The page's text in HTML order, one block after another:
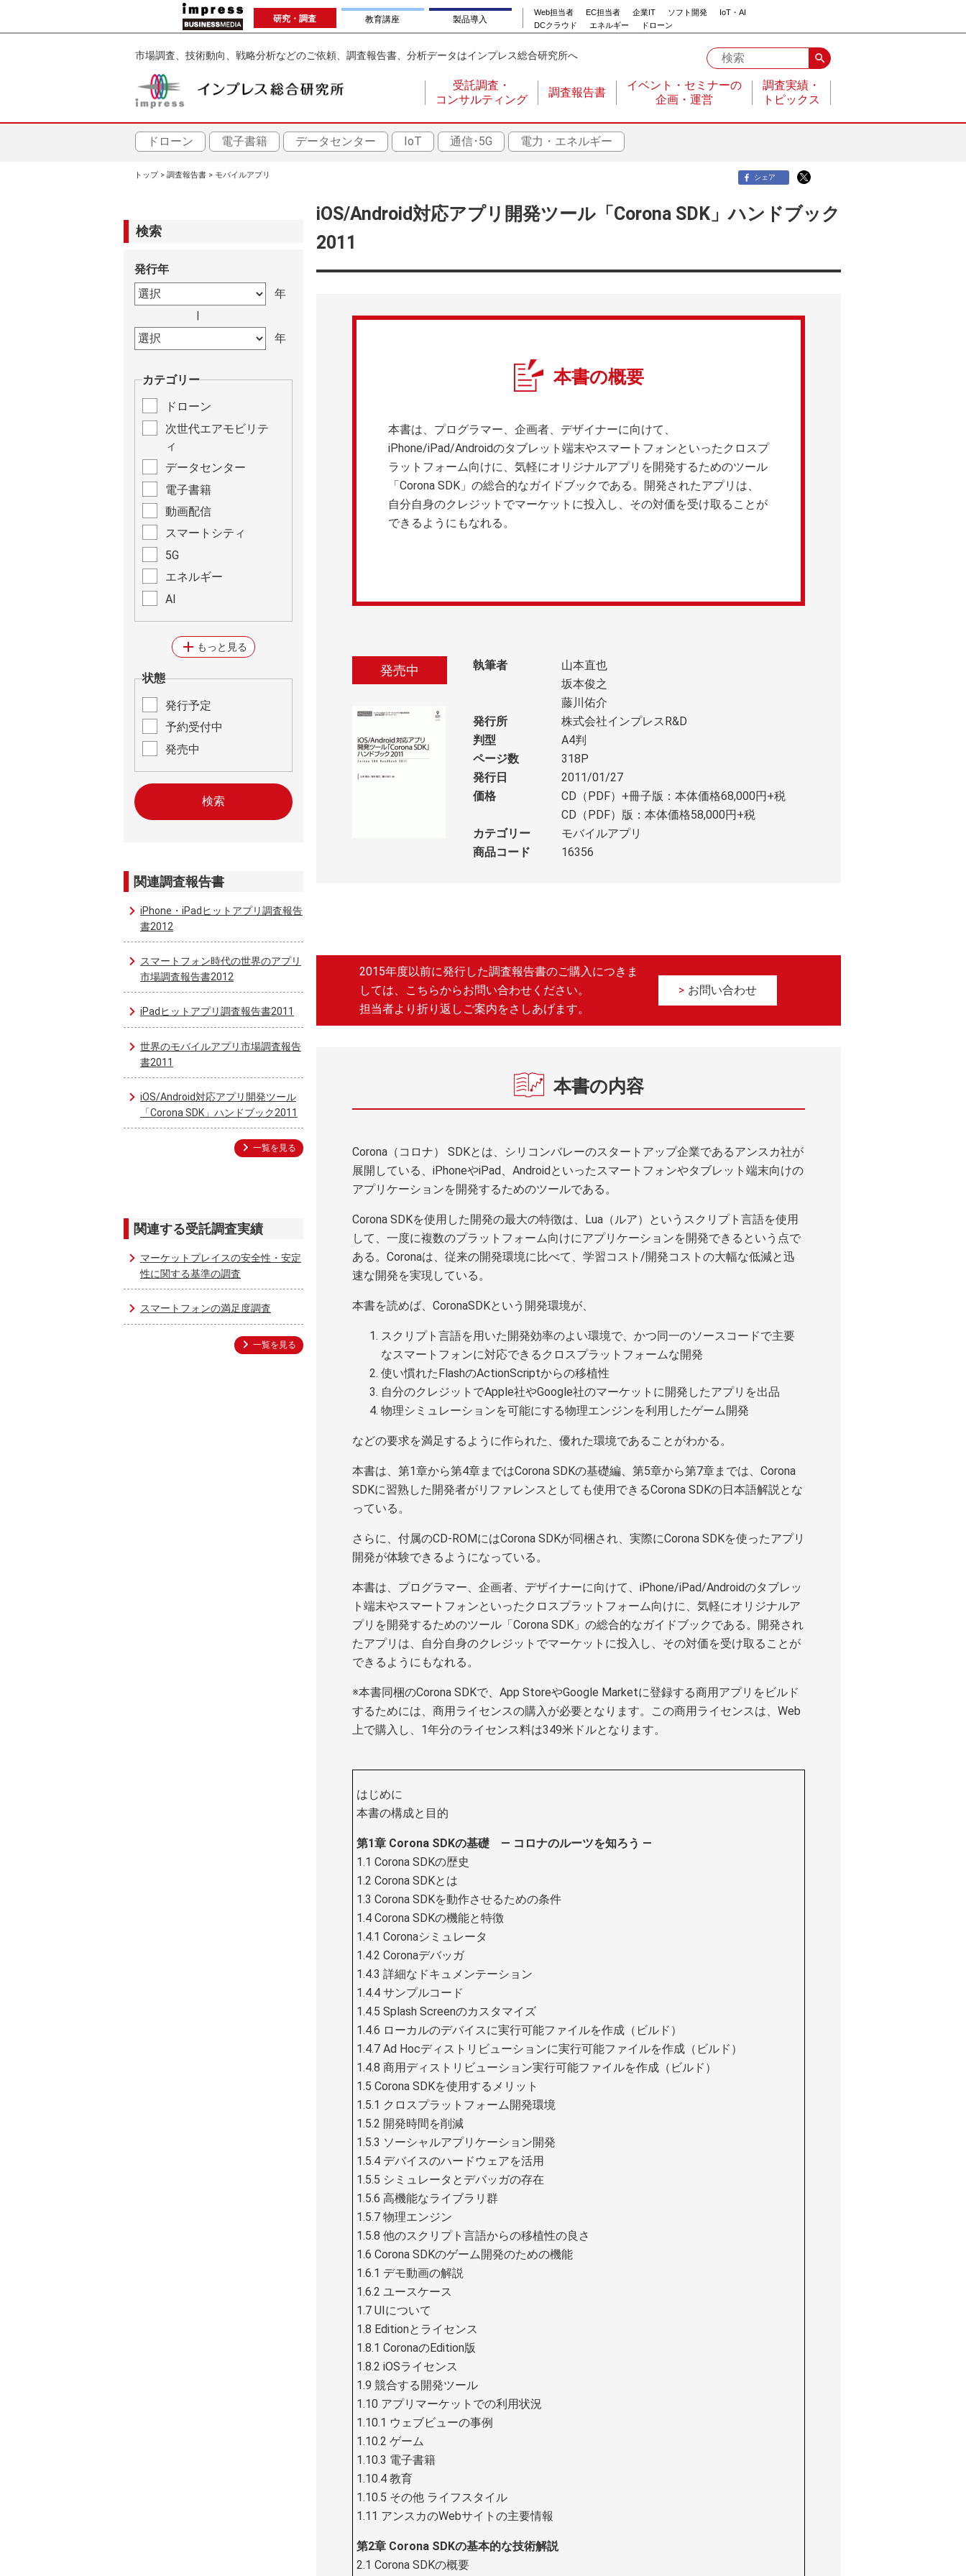
ン
研究・調査 教育講座 製品導入
Web担当者 EC担当者 企業IT ソフト開発
IoT・AI
DCクラウド
エネルギー ドローン
市場調査、技術動向、戦略分析などのご依頼、調査報告書、分析データはインプレス総合研究所へ search
メ
イ
ゲ
ー
ョ
受託調査・
コンサルティング
調査報告書
イベント・セミナーの
企画・運営
調査実績・
トピックス
ドローン 電子書籍 データセンター IoT 通信･5G 電力・エネルギー
ン
ず
トップ 調査報告書 モバイルアプリ シェア
検索
発行年
カテゴリー
ドローン
次世代エアモビリテ
ィ
データセンター
電子書籍
動画配信
スマートシティ
5G
エネルギー
AI
状態
発行予定
予約受付中
発売中
add もっと見る
関連調査報告書
iPhone・iPadヒットアプリ調査報告
書2012
スマートフォン時代の世界のアプリ
市場調査報告書2012
iPadヒットアプリ調査報告書2011
世界のモバイルアプリ市場調査報告
書2011
iOS/Android対応アプリ開発ツール
「Corona SDK」ハンドブック2011
一覧を見る
関連する受託調査実績
マーケットプレイスの安全性・安定
性に関する基準の調査
スマートフォンの満足度調査
一覧を見る
iOS/Android対応アプリ開発ツール「Corona SDK」ハンドブック
2011
本書の概要
本書は、プログラマー、企画者、デザイナーに向けて、
iPhone/iPad/Androidのタブレット端末やスマートフォンといったクロスプ
ラットフォーム向けに、気軽にオリジナルアプリを開発するためのツール
「Corona SDK」の総合的なガイドブックである。開発されたアプリは、
自分自身のクレジットでマーケットに投入し、その対価を受け取ることが
できるようにもなれる。
発売中 執筆者
山本直也
坂本俊之
藤川佑介
発行所
株式会社インプレスR&D
判型
A4判
ページ数
318P
発行日
2011/01/27
価格
CD（PDF）+冊子版：本体価格68,000円+税
CD（PDF）版：本体価格58,000円+税
カテゴリー
モバイルアプリ
商品コード
16356
2015年度以前に発行した調査報告書のご購入につきま
しては、こちらからお問い合わせください。
担当者より折り返しご案内をさしあげます。
お問い合わせ
本書の内容
Corona（コロナ） SDKとは、シリコンバレーのスタートアップ企業であるアンスカ社が
展開している、iPhoneやiPad、Androidといったスマートフォンやタブレット端末向けの
アプリケーションを開発するためのツールである。
Corona SDKを使用した開発の最大の特徴は、Lua（ルア）というスクリプト言語を使用
して、一度に複数のプラットフォーム向けにアプリケーションを開発できるという点で
ある。Coronaは、従来の開発環境に比べて、学習コスト/開発コストの大幅な低減と迅
速な開発を実現している。
本書を読めば、CoronaSDKという開発環境が、
スクリプト言語を用いた開発効率のよい環境で、かつ同一のソースコードで主要
なスマートフォンに対応できるクロスプラットフォームな開発
使い慣れたFlashのActionScriptからの移植性
自分のクレジットでApple社やGoogle社のマーケットに開発したアプリを出品
物理シミュレーションを可能にする物理エンジンを利用したゲーム開発
などの要求を満足するように作られた、優れた環境であることがわかる。
本書は、第1章から第4章まではCorona SDKの基礎編、第5章から第7章までは、Corona
SDKに習熟した開発者がリファレンスとしても使用できるCorona SDKの日本語解説とな
っている。
さらに、付属のCD-ROMにはCorona SDKが同梱され、実際にCorona SDKを使ったアプリ
開発が体験できるようになっている。
本書は、プログラマー、企画者、デザイナーに向けて、iPhone/iPad/Androidのタブレッ
ト端末やスマートフォンといったクロスプラットフォーム向けに、気軽にオリジナルア
プリを開発するためのツール「Corona SDK」の総合的なガイドブックである。開発され
たアプリは、自分自身のクレジットでマーケットに投入し、その対価を受け取ることが
できるようにもなれる。
※本書同梱のCorona SDKで、App StoreやGoogle Marketに登録する商用アプリをビルド
するためには、商用ライセンスの購入が必要となります。この商用ライセンスは、Web
上で購入し、1年分のライセンス料は349米ドルとなります。
はじめに
本書の構成と目的
第1章 Corona SDKの基礎 ― コロナのルーツを知ろう ―
1.1 Corona SDKの歴史
1.2 Corona SDKとは
1.3 Corona SDKを動作させるための条件
1.4 Corona SDKの機能と特徴
1.4.1 Coronaシミュレータ
1.4.2 Coronaデバッガ
1.4.3 詳細なドキュメンテーション
1.4.4 サンプルコード
1.4.5 Splash Screenのカスタマイズ
1.4.6 ローカルのデバイスに実行可能ファイルを作成（ビルド）
1.4.7 Ad Hocディストリビューションに実行可能ファイルを作成（ビルド）
1.4.8 商用ディストリビューション実行可能ファイルを作成（ビルド）
1.5 Corona SDKを使用するメリット
1.5.1 クロスプラットフォーム開発環境
1.5.2 開発時間を削減
1.5.3 ソーシャルアプリケーション開発
1.5.4 デバイスのハードウェアを活用
1.5.5 シミュレータとデバッガの存在
1.5.6 高機能なライブラリ群
1.5.7 物理エンジン
1.5.8 他のスクリプト言語からの移植性の良さ
1.6 Corona SDKのゲーム開発のための機能
1.6.1 デモ動画の解説
1.6.2 ユースケース
1.7 UIについて
1.8 Editionとライセンス
1.8.1 CoronaのEdition版
1.8.2 iOSライセンス
1.9 競合する開発ツール
1.10 アプリマーケットでの利用状況
1.10.1 ウェブビューの事例
1.10.2 ゲーム
1.10.3 電子書籍
1.10.4 教育
1.10.5 その他 ライフスタイル
1.11 アンスカのWebサイトの主要情報
第2章 Corona SDKの基本的な技術解説
2.1 Corona SDKの概要